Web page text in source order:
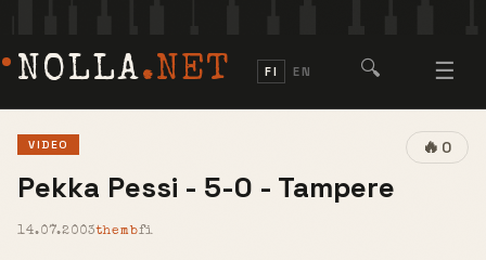
NOLLA.NET FI EN 🔍 ☰
🔥 0
VIDEO
Pekka Pessi - 5-0 - Tampere
14.07.2003thembfi